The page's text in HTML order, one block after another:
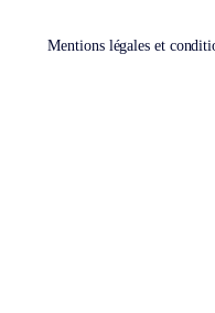
Mentions légales et